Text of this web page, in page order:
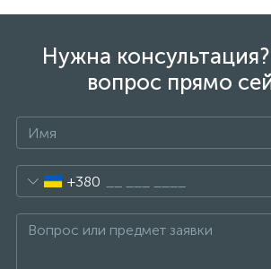
Нужна
вопрос прямо
+380